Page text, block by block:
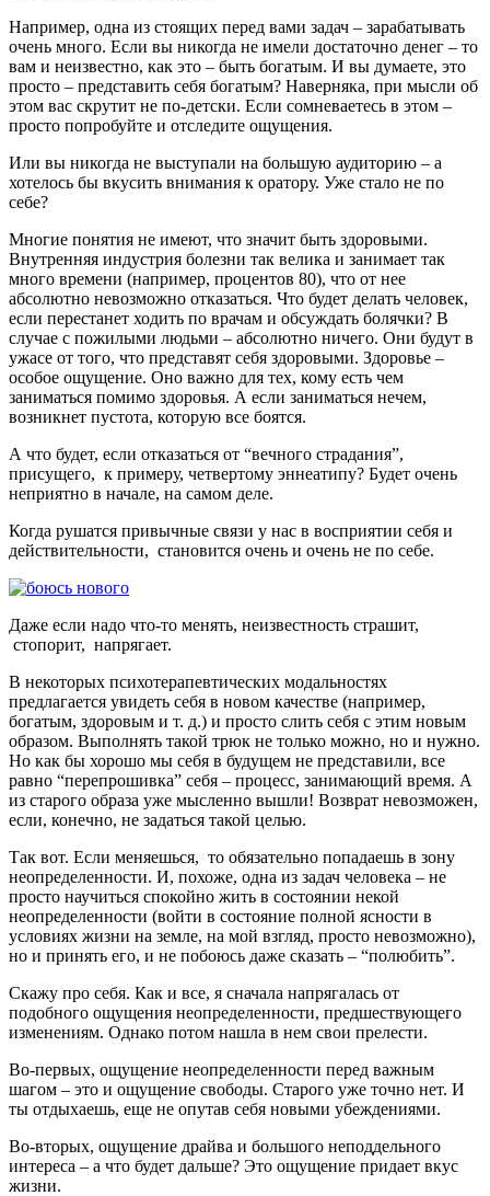
Например, одна из стоящих перед вами задач – зарабатывать
очень много. Если вы никогда не имели достаточно денег – то
вам и неизвестно, как это – быть богатым. И вы думаете, это
просто – представить себя богатым? Наверняка, при мысли об
этом вас скрутит не по-детски. Если сомневаетесь в этом –
просто попробуйте и отследите ощущения.
Или вы никогда не выступали на большую аудиторию – а
хотелось бы вкусить внимания к оратору. Уже стало не по
себе?
Многие понятия не имеют, что значит быть здоровыми.
Внутренняя индустрия болезни так велика и занимает так
много времени (например, процентов 80), что от нее
абсолютно невозможно отказаться. Что будет делать человек,
если перестанет ходить по врачам и обсуждать болячки? В
случае с пожилыми людьми – абсолютно ничего. Они будут в
ужасе от того, что представят себя здоровыми. Здоровье –
особое ощущение. Оно важно для тех, кому есть чем
заниматься помимо здоровья. А если заниматься нечем,
возникнет пустота, которую все боятся.
А что будет, если отказаться от “вечного страдания”,
присущего, к примеру, четвертому эннеатипу? Будет очень
неприятно в начале, на самом деле.
Когда рушатся привычные связи у нас в восприятии себя и
действительности, становится очень и очень не по себе.
Даже если надо что-то менять, неизвестность страшит,
стопорит, напрягает.
В некоторых психотерапевтических модальностях
предлагается увидеть себя в новом качестве (например,
богатым, здоровым и т. д.) и просто слить себя с этим новым
образом. Выполнять такой трюк не только можно, но и нужно.
Но как бы хорошо мы себя в будущем не представили, все
равно “перепрошивка” себя – процесс, занимающий время. А
из старого образа уже мысленно вышли! Возврат невозможен,
если, конечно, не задаться такой целью.
Так вот. Если меняешься, то обязательно попадаешь в зону
неопределенности. И, похоже, одна из задач человека – не
просто научиться спокойно жить в состоянии некой
неопределенности (войти в состояние полной ясности в
условиях жизни на земле, на мой взгляд, просто невозможно),
но и принять его, и не побоюсь даже сказать – “полюбить”.
Скажу про себя. Как и все, я сначала напрягалась от
подобного ощущения неопределенности, предшествующего
изменениям. Однако потом нашла в нем свои прелести.
Во-первых, ощущение неопределенности перед важным
шагом – это и ощущение свободы. Старого уже точно нет. И
ты отдыхаешь, еще не опутав себя новыми убеждениями.
Во-вторых, ощущение драйва и большого неподдельного
интереса – а что будет дальше? Это ощущение придает вкус
жизни.